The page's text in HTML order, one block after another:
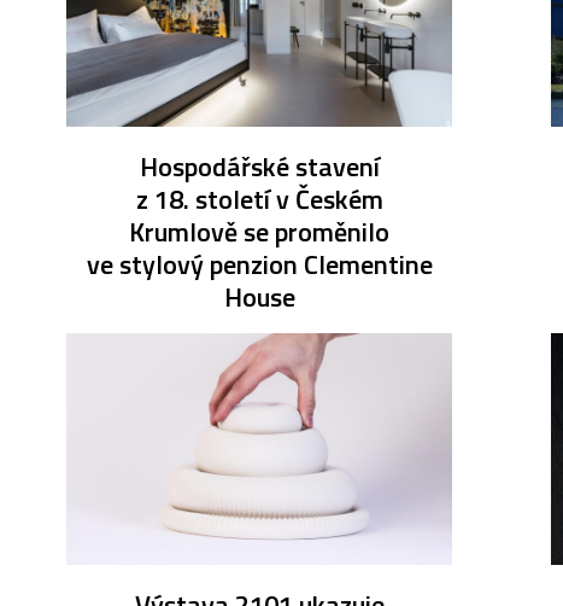
Hospodářské stavení
z 18. století v Českém
Krumlově se proměnilo
ve stylový penzion Clementine
House